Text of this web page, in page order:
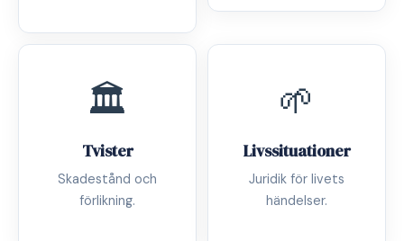
🏛️
Tvister
Skadestånd och
förlikning.
🌱
Livssituationer
Juridik för livets
händelser.